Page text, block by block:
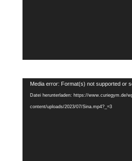
Video-
Player
Media error: Format(s) not supported or
Datei herunterladen: https://www.curiegym.de/
content/uploads/2023/07/Sina.mp4?_=3